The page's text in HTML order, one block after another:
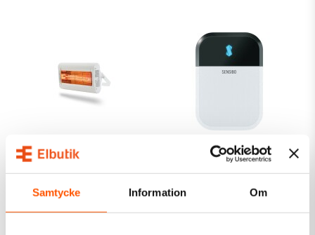
Samtycke Information Om
Tansun Quartzvärmare
Sorrento Vit, 1500W
Tansun
3 185,00 kr
Sensibo Sky AC
Styrenhet WiFi
989,00 kr